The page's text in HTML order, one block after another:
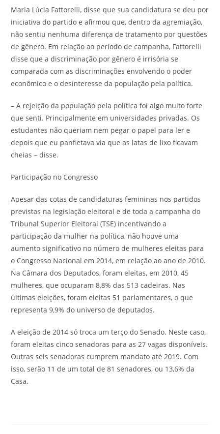
Maria Lúcia Fattorelli, disse que sua candidatura se deu por
iniciativa do partido e afirmou que, dentro da agremiação,
não sentiu nenhuma diferença de tratamento por questões
de gênero. Em relação ao período de campanha, Fattorelli
disse que a discriminação por gênero é irrisória se
comparada com as discriminações envolvendo o poder
econômico e o desinteresse da população pela política.
– A rejeição da população pela política foi algo muito forte
que senti. Principalmente em universidades privadas. Os
estudantes não queriam nem pegar o papel para ler e
depois que eu panfletava via que as latas de lixo ficavam
cheias – disse.
Participação no Congresso
Apesar das cotas de candidaturas femininas nos partidos
previstas na legislação eleitoral e de toda a campanha do
Tribunal Superior Eleitoral (TSE) incentivando a
participação da mulher na política, não houve uma
aumento significativo no número de mulheres eleitas para
o Congresso Nacional em 2014, em relação ao ano de 2010.
Na Câmara dos Deputados, foram eleitas, em 2010, 45
mulheres, que ocuparam 8,8% das 513 cadeiras. Nas
últimas eleições, foram eleitas 51 parlamentares, o que
representa 9,9% do universo de deputados.
A eleição de 2014 só troca um terço do Senado. Neste caso,
foram eleitas cinco senadoras para as 27 vagas disponíveis.
Outras seis senadoras cumprem mandato até 2019. Com
isso, serão 11 de um total de 81 senadores, ou 13,6% da
Casa.